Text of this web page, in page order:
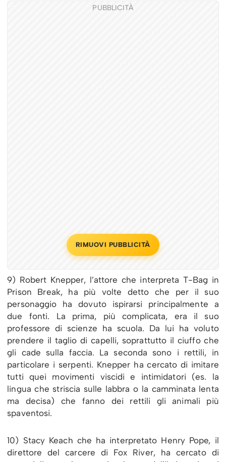
PUBBLICITÀ
RIMUOVI PUBBLICITÀ
9) Robert Knepper, l’attore che interpreta T-Bag in
Prison Break, ha più volte detto che per il suo
personaggio ha dovuto ispirarsi principalmente a
due fonti. La prima, più complicata, era il suo
professore di scienze ha scuola. Da lui ha voluto
prendere il taglio di capelli, soprattutto il ciuffo che
gli cade sulla faccia. La seconda sono i rettili, in
particolare i serpenti. Knepper ha cercato di imitare
tutti quei movimenti viscidi e intimidatori (es. la
lingua che striscia sulle labbra o la camminata lenta
ma decisa) che fanno dei rettili gli animali più
spaventosi.
10) Stacy Keach che ha interpretato Henry Pope, il
direttore del carcere di Fox River, ha cercato di